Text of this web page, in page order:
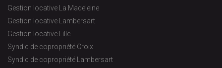
Gestion locative La Madeleine
Gestion locative Lambersart
Gestion locative Lille
Syndic de copropriété Croix
Syndic de copropriété Lambersart